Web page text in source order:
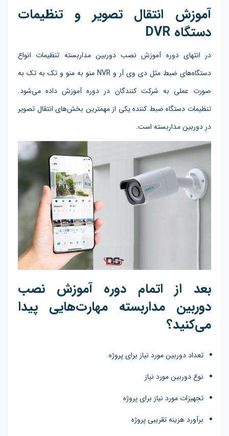
آموزش انتقال تصویر و تنظیمات
دستگاه DVR
در انتهای دوره آموزش نصب دوربین مداربسته تنظیمات انواع
دستگاه‌های ضبط مثل دی وی آر و NVR منو به منو و تک به تک به
صورت عملی به شرکت کنندگان در دوره آموزش داده می‌شود.
تنظیمات دستگاه ضبط کننده یکی از مهمترین بخش‌های انتقال تصویر
در دوربین مداربسته است.
بعد از اتمام دوره آموزش نصب
دوربین مداربسته مهارت‌هایی پیدا
می‌کنید؟
تعداد دوربین مورد نیاز برای پروژه
نوع دوربین مورد نیاز
تجهیزات مورد نیاز برای پروژه
برآورد هزینه تقریبی پروژه